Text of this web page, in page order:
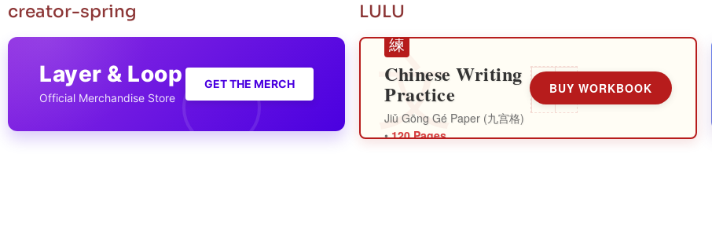
creator-spring
Layer & Loop
Official Merchandise Store
GET THE MERCH
LULU
練
Chinese Writing
Practice
Jiǔ Gōng Gé Paper (九宫格)
•120 Pages
BUY WORKBOOK